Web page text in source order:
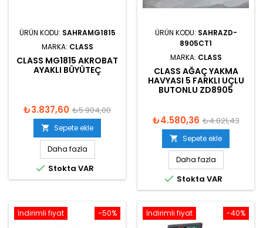
ÜRÜN KODU: SAHRAMG1815
MARKA: CLASS
CLASS MG1815 AKROBAT
AYAKLI BÜYÜTEÇ
₺3.837,60 ₺5.904,00
 Sepete ekle
Daha fazla
 Stokta VAR
ÜRÜN KODU: SAHRAZD-
8905CT1
MARKA: CLASS
CLASS AĞAÇ YAKMA
HAVYASI 5 FARKLI UÇLU
BUTONLU ZD8905
₺4.580,36 ₺4.821,43
 Sepete ekle
Daha fazla
 Stokta VAR
-50%
İndirimli fiyat -40%
İndirimli fiyat